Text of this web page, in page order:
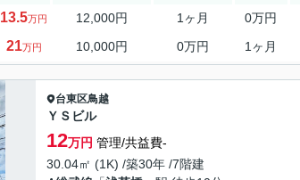
13.5万円 12,000円 1ヶ月 0万円
21万円 10,000円 0万円 1ヶ月
台東区鳥越
ＹＳビル
12万円 管理/共益費-
30.04㎡ (1K) /築30年 /7階建